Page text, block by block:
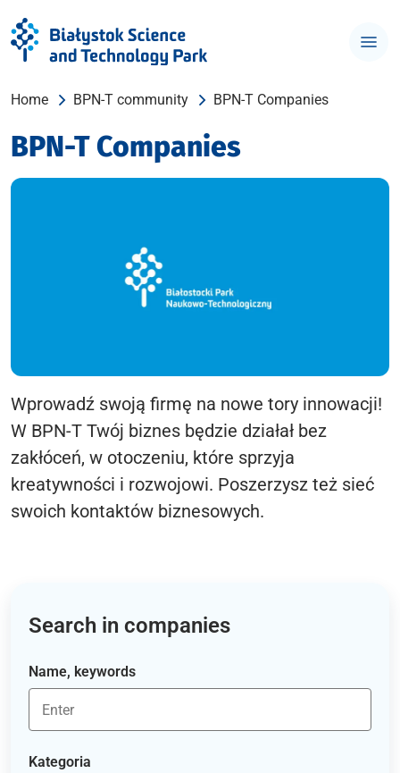
Home BPN-T community BPN-T Companies
BPN-T Companies
Wprowadź swoją firmę na nowe tory innowacji!
W BPN-T Twój biznes będzie działał bez
zakłóceń, w otoczeniu, które sprzyja
kreatywności i rozwojowi. Poszerzysz też sieć
swoich kontaktów biznesowych.
Search in companies
Name, keywords
Kategoria